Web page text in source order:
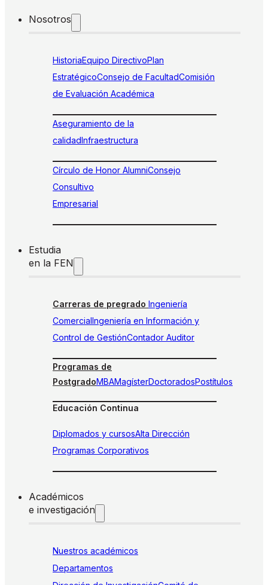
Nosotros
HistoriaEquipo DirectivoPlan
EstratégicoConsejo de FacultadComisión
de Evaluación Académica
Aseguramiento de la
calidadInfraestructura
Círculo de Honor AlumniConsejo
Consultivo
Empresarial
Estudia
en la FEN
Carreras de pregrado Ingeniería
ComercialIngeniería en Información y
Control de GestiónContador Auditor
Programas de
PostgradoMBAMagísterDoctoradosPostítulos
Educación Continua
Diplomados y cursosAlta Dirección
Programas Corporativos
Académicos
e investigación
Nuestros académicos
Departamentos